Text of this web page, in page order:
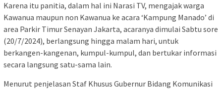
Karena itu panitia, dalam hal ini Narasi TV, mengajak warga
Kawanua maupun non Kawanua ke acara ‘Kampung Manado’ di
area Parkir Timur Senayan Jakarta, acaranya dimulai Sabtu sore
(20/7/2024), berlangsung hingga malam hari, untuk
berkangen-kangenan, kumpul-kumpul, dan bertukar informasi
secara langsung satu-sama lain.
Menurut penjelasan Staf Khusus Gubernur Bidang Komunikasi